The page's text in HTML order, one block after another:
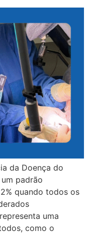
da Doença do
padrão
quando todos os
uma
como o